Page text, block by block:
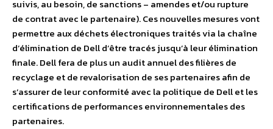
suivis, au besoin, de sanctions – amendes et/ou rupture
de contrat avec le partenaire). Ces nouvelles mesures vont
permettre aux déchets électroniques traités via la chaîne
d’élimination de Dell d’être tracés jusqu’à leur élimination
finale. Dell fera de plus un audit annuel des filières de
recyclage et de revalorisation de ses partenaires afin de
s’assurer de leur conformité avec la politique de Dell et les
certifications de performances environnementales des
partenaires.